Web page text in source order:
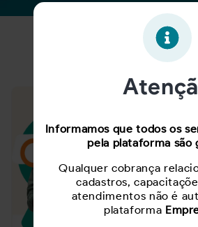
Notícias
Informamos que todos os
pela plataforma são
Qualquer cobrança
cadastros,
atendimentos não é
plataforma